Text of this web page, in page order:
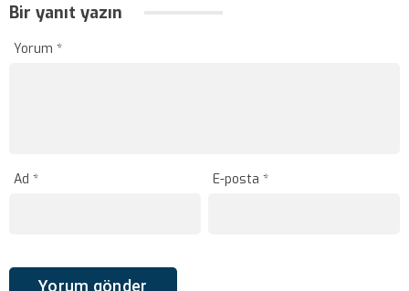
Bir yanıt yazın
Yorum *
Ad * E-posta*